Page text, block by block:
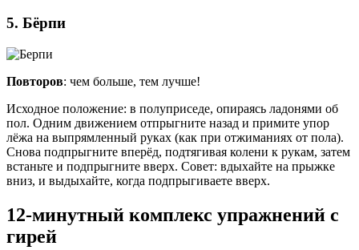
5. Бёрпи
Повторов: чем больше, тем лучше!
Исходное положение: в полуприседе, опираясь ладонями об
пол. Одним движением отпрыгните назад и примите упор
лёжа на выпрямленный руках (как при отжиманиях от пола).
Снова подпрыгните вперёд, подтягивая колени к рукам, затем
встаньте и подпрыгните вверх. Совет: вдыхайте на прыжке
вниз, и выдыхайте, когда подпрыгиваете вверх.
12-минутный комплекс упражнений с
гирей